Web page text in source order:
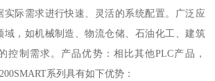
实际需求进行快速、灵活的系统配置。广泛应
域，如机械制造、物流仓储、石油化工、建筑
控制需求。产品优势：相比其他PLC产品，
系列具有如下优势：